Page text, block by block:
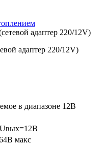
адаптер 220/12V)
в диапазоне 12В
макс